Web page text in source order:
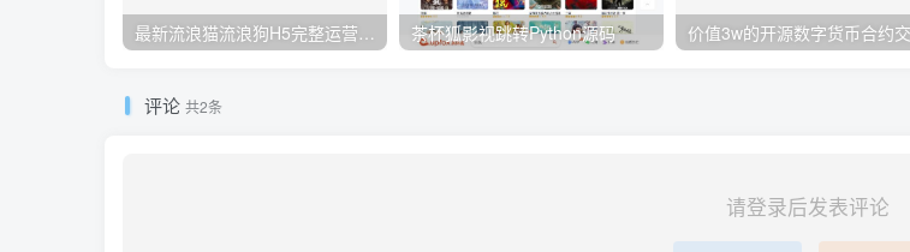
最新流浪猫流浪狗H5完整运营源码下载/可封装APP 茶杯狐影视跳转Python源码
评论 共2条
请登录后发表评论